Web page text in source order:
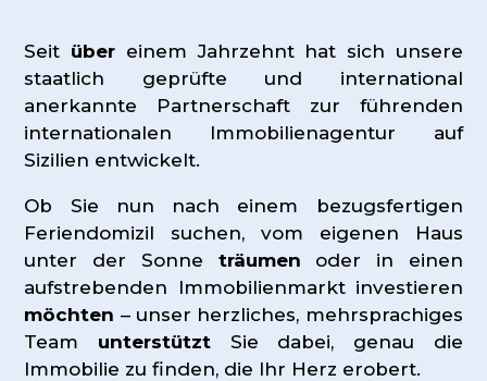
Seit über einem Jahrzehnt hat sich unsere
staatlich geprüfte und international
anerkannte Partnerschaft zur führenden
internationalen Immobilienagentur auf
Sizilien entwickelt.
Ob Sie nun nach einem bezugsfertigen
Feriendomizil suchen, vom eigenen Haus
unter der Sonne träumen oder in einen
aufstrebenden Immobilienmarkt investieren
möchten – unser herzliches, mehrsprachiges
Team unterstützt Sie dabei, genau die
Immobilie zu finden, die Ihr Herz erobert.